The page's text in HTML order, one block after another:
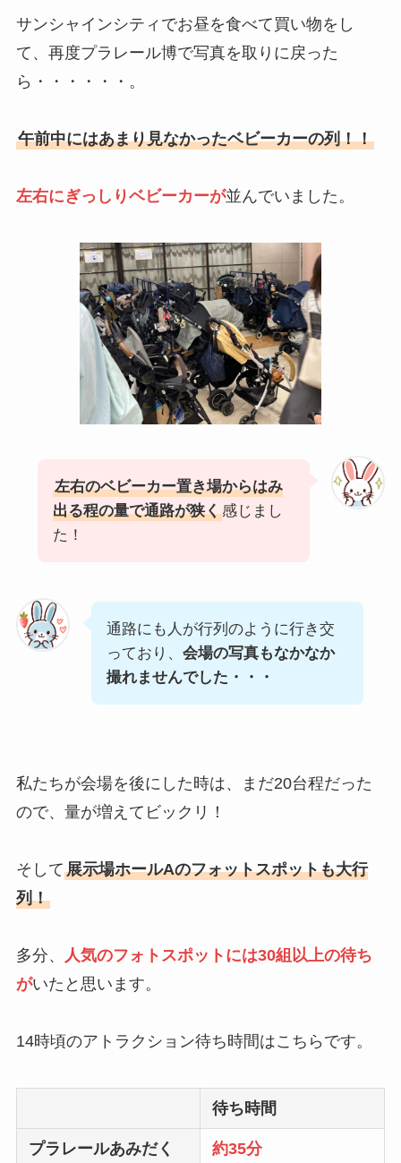
サンシャインシティでお昼を食べて買い物をし
て、再度プラレール博で写真を取りに戻った
ら・・・・・・。
午前中にはあまり見なかったベビーカーの列！！
左右にぎっしりベビーカーが並んでいました。
左右のベビーカー置き場からはみ
出る程の量で通路が狭く感じまし
た！
通路にも人が行列のように行き交
っており、 会場の写真もなかなか
撮れませんでした・・・
私たちが会場を後にした時は、まだ20台程だった
ので、量が増えてビックリ！
そして展示場ホールAのフォットスポットも大行
列！
多分、
人気のフォトスポットには30組以上の待ち
がいたと思います。
14時頃のアトラクション待ち時間はこちらです。
待ち時間
プラレールあみだく
約35分